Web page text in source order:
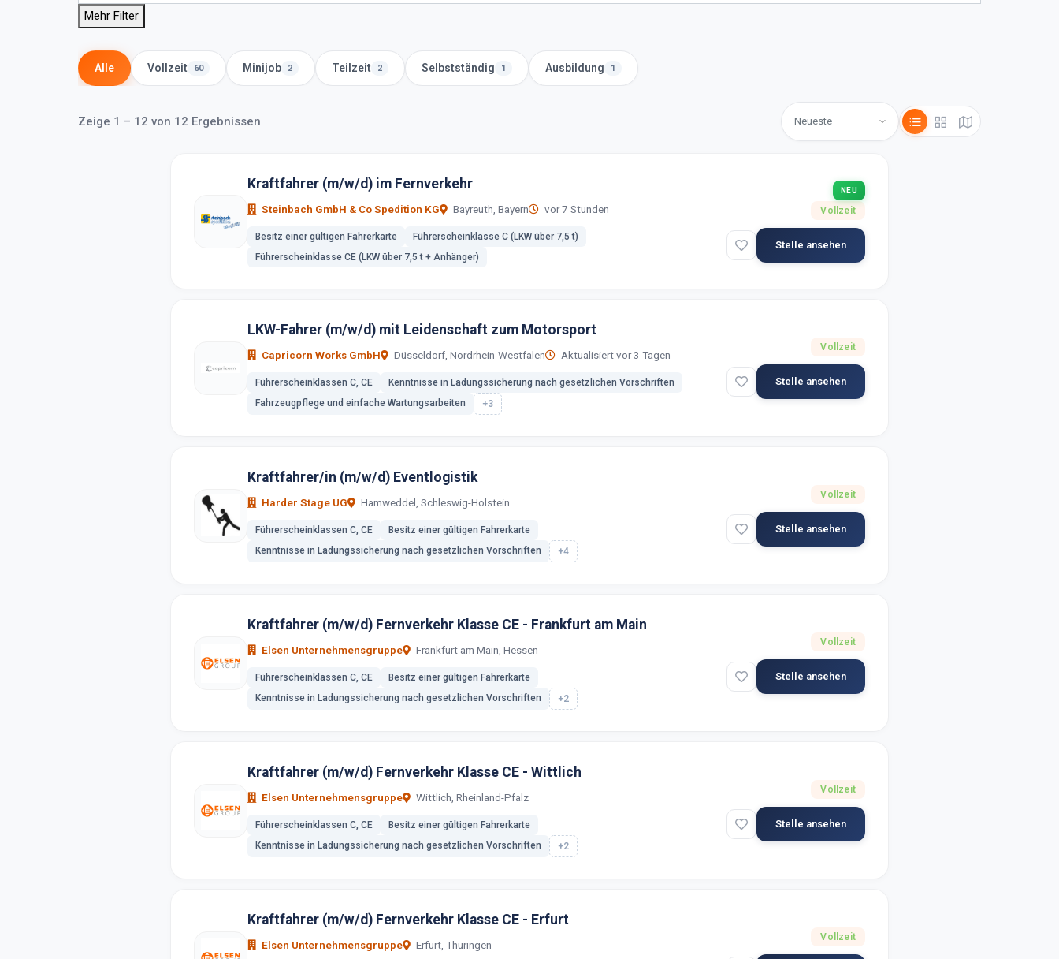
Mehr Filter
Alle Vollzeit 60 Minijob 2 Teilzeit 2 Selbstständig 1 Ausbildung 1
Zeige 1 – 12 von 12 Ergebnissen
Kraftfahrer (m/w/d) im Fernverkehr
Steinbach GmbH & Co Spedition KG Bayreuth, Bayern vor 7 Stunden
Besitz einer gültigen Fahrerkarte
Führerscheinklasse C (LKW über 7,5 t)
Führerscheinklasse CE (LKW über 7,5 t + Anhänger)
NEU
Vollzeit
Stelle ansehen
LKW-Fahrer (m/w/d) mit Leidenschaft zum Motorsport
Capricorn Works GmbH Düsseldorf, Nordrhein-Westfalen Aktualisiert vor 3 Tagen
Führerscheinklassen C, CE
Kenntnisse in Ladungssicherung nach gesetzlichen Vorschriften
Fahrzeugpflege und einfache Wartungsarbeiten
+3
Vollzeit
Stelle ansehen
Kraftfahrer/in (m/w/d) Eventlogistik
Harder Stage UG Hamweddel, Schleswig-Holstein
Führerscheinklassen C, CE
Besitz einer gültigen Fahrerkarte
Kenntnisse in Ladungssicherung nach gesetzlichen Vorschriften
+4
Vollzeit
Stelle ansehen
Kraftfahrer (m/w/d) Fernverkehr Klasse CE - Frankfurt am Main
Elsen Unternehmensgruppe Frankfurt am Main, Hessen
Führerscheinklassen C, CE
Besitz einer gültigen Fahrerkarte
Kenntnisse in Ladungssicherung nach gesetzlichen Vorschriften
+2
Vollzeit
Stelle ansehen
Kraftfahrer (m/w/d) Fernverkehr Klasse CE - Wittlich
Elsen Unternehmensgruppe Wittlich, Rheinland-Pfalz
Führerscheinklassen C, CE
Besitz einer gültigen Fahrerkarte
Kenntnisse in Ladungssicherung nach gesetzlichen Vorschriften
+2
Vollzeit
Stelle ansehen
Kraftfahrer (m/w/d) Fernverkehr Klasse CE - Erfurt
Elsen Unternehmensgruppe Erfurt, Thüringen
Vollzeit